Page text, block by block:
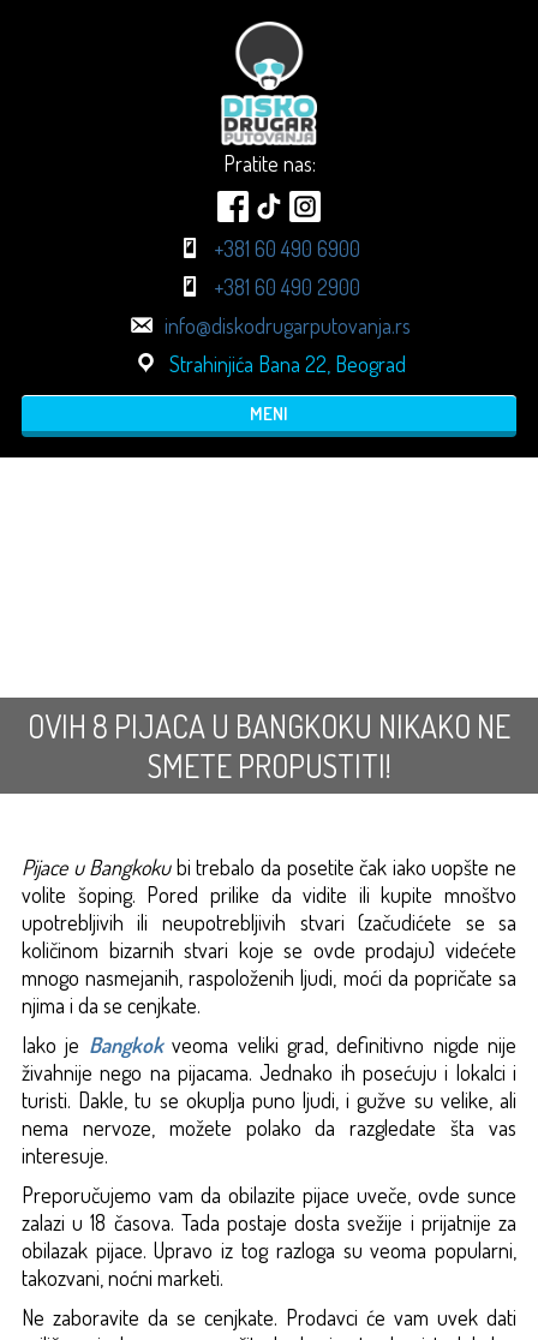
Pratite nas:
+381 60 490 6900
+381 60 490 2900
info@diskodrugarputovanja.rs
Strahinjića Bana 22, Beograd
MENI
OVIH 8 PIJACA U BANGKOKU NIKAKO NE
SMETE PROPUSTITI!
Pijace u Bangkokubi trebalo da posetite čak iako uopšte ne
volite šoping. Pored prilike da vidite ili kupite mnoštvo
upotrebljivih ili neupotrebljivih stvari (začudićete se sa
količinom bizarnih stvari koje se ovde prodaju) videćete
mnogo nasmejanih, raspoloženih ljudi, moći da popričate sa
njima i da se cenjkate.
Iako je Bangkokveoma veliki grad, definitivno nigde nije
živahnije nego na pijacama. Jednako ih posećuju i lokalci i
turisti. Dakle, tu se okuplja puno ljudi, i gužve su velike, ali
nema nervoze, možete polako da razgledate šta vas
interesuje.
Preporučujemo vam da obilazite pijace uveče, ovde sunce
zalazi u 18 časova. Tada postaje dosta svežije i prijatnije za
obilazak pijace. Upravo iz tog razloga su veoma popularni,
takozvani, noćni marketi.
Ne zaboravite da se cenjkate. Prodavci će vam uvek dati